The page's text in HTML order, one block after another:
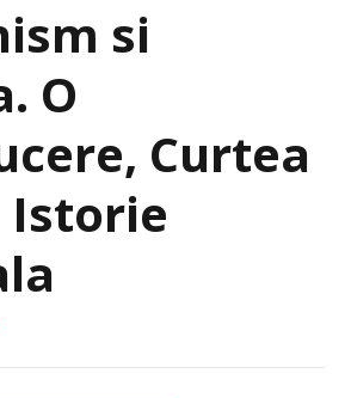
si
O
Curtea
Istorie